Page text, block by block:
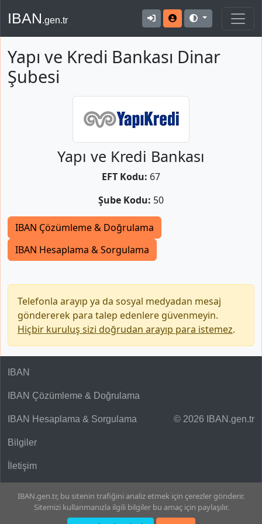
IBAN.gen.tr
Yapı ve Kredi Bankası Dinar
Şubesi
Yapı ve Kredi Bankası
EFT Kodu: 67
Şube Kodu: 50
IBAN Çözümleme & Doğrulama
IBAN Hesaplama & Sorgulama
Telefonla arayıp ya da sosyal medyadan mesaj
göndererek para talep edenlere güvenmeyin.
Hiçbir kuruluş sizi doğrudan arayıp para istemez.
© 2026 IBAN.gen.tr
IBAN
IBAN Çözümleme & Doğrulama
IBAN Hesaplama & Sorgulama
Bilgiler
İletişim
IBAN.gen.tr, bu sitenin trafiğini analiz etmek için çerezler gönderir.
Sitemizi kullanmanızla ilgili bilgiler bu amaç için paylaşılır.